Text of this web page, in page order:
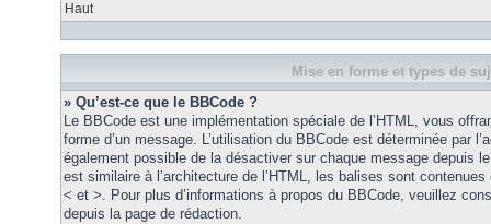
Haut
Mise en forme et types de
» Qu’est-ce que le BBCode ?
Le BBCode est une implémentation spéciale de l’HTML, vous
forme d’un message. L’utilisation du BBCode est déterminée par
également possible de la désactiver sur chaque message depuis
est similaire à l’architecture de l’HTML, les balises sont
< et >. Pour plus d’informations à propos du BBCode, veuillez
depuis la page de rédaction.